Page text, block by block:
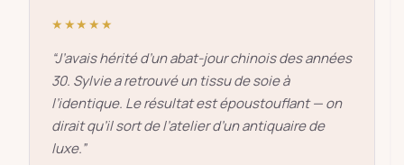
★★★★★
“J’avais hérité d’un abat-jour chinois des années
30. Sylvie a retrouvé un tissu de soie à
l’identique. Le résultat est époustouflant — on
dirait qu’il sort de l’atelier d’un antiquaire de
luxe.”